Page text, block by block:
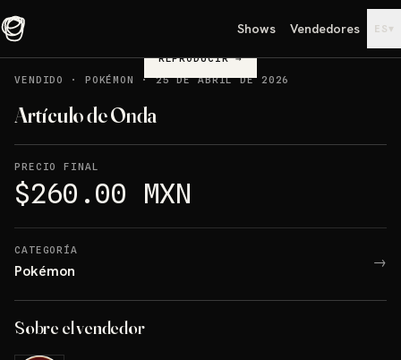
Shows Vendedores ES ▾
REPRODUCIR→
VENDIDO
· POKÉMON ·25 DE ABRIL DE 2026
Artículo de Onda
PRECIO FINAL
$260.00 MXN
CATEGORÍA
Pokémon →
Sobre el vendedor